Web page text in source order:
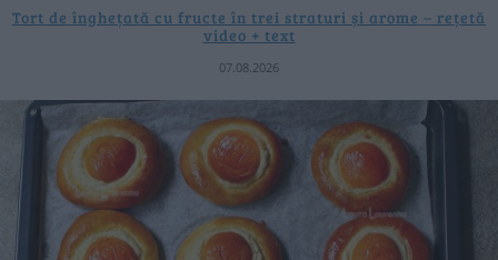
Tort de înghețată cu fructe în trei straturi și arome – rețetă
video + text
07.08.2026